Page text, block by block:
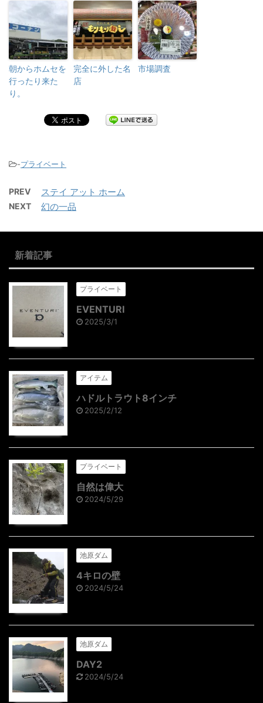
朝からホムセを
行ったり来た
り。
完全に外した名
店
市場調査
-プライベート
PREV ステイ アット ホーム
NEXT 幻の一品
新着記事
プライベート
EVENTURI
2025/3/1
アイテム
ハドルトラウト8インチ
2025/2/12
プライベート
自然は偉大
2024/5/29
池原ダム
4キロの壁
2024/5/24
池原ダム
DAY2
2024/5/24